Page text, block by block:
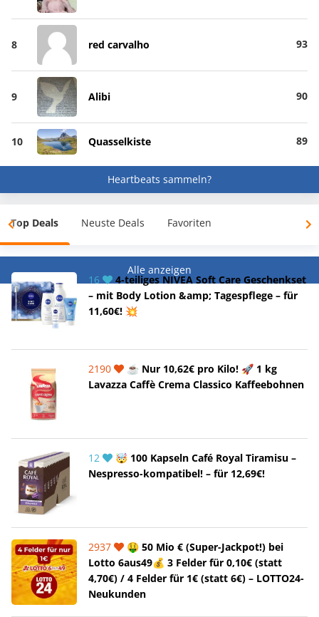
8 red carvalho 93
9 Alibi 90
10 Quasselkiste 89
Heartbeats sammeln?
Top Deals Neuste Deals Favoriten
Alle anzeigen
16
4-teiliges NIVEA Soft Care Geschenkset
– mit Body Lotion &amp; Tagespflege – für
11,60€! 💥
2190
☕ Nur 10,62€ pro Kilo! 🚀 1 kg
Lavazza Caffè Crema Classico Kaffeebohnen
12
🤯 100 Kapseln Café Royal Tiramisu –
Nespresso-kompatibel! – für 12,69€!
2937
🤑 50 Mio € (Super-Jackpot!) bei
Lotto 6aus49💰 3 Felder für 0,10€ (statt
4,70€) / 4 Felder für 1€ (statt 6€) – LOTTO24-
Neukunden